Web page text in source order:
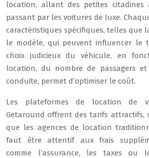
location, allant des petites citadines
passant par les voitures de luxe.
caractéristiques spécifiques, telles que
le modèle, qui peuvent influencer le
choix judicieux du véhicule, en
location, du nombre de passagers et
conduite, permet d’optimiser le coût.
Les plateformes de location de
Getaround offrent des tarifs attractifs,
que les agences de location
faut être attentif aux frais
comme l’assurance, les taxes ou